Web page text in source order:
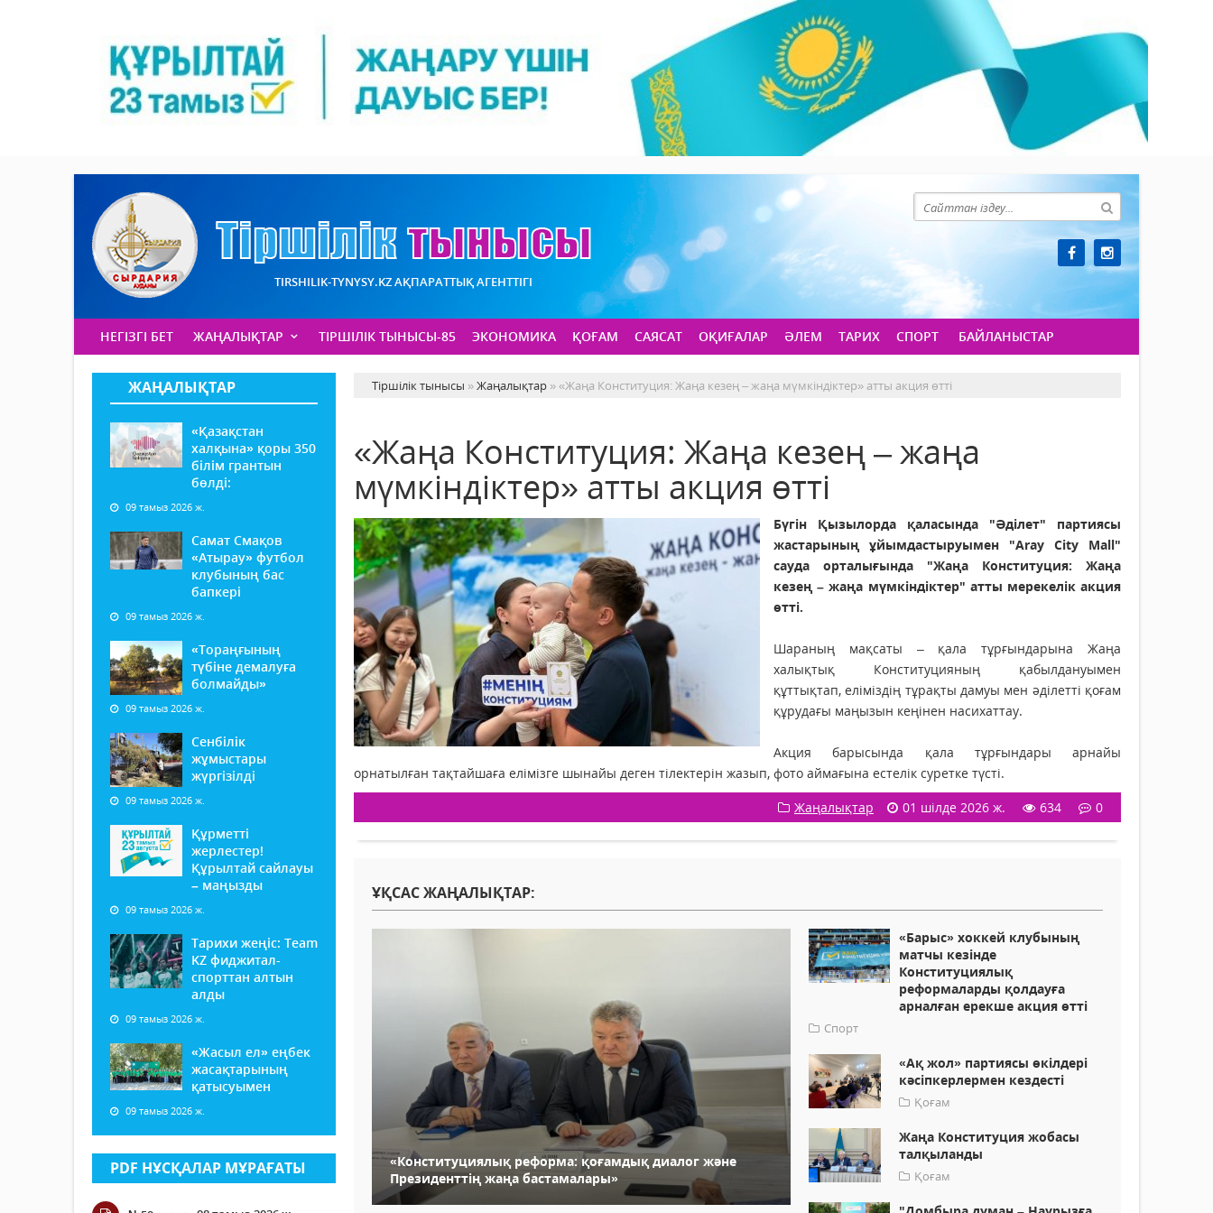
TIRSHILIK-TYNYSY.KZ АҚПАРАТТЫҚ АГЕНТТІГІ
НЕГІЗГІ БЕТ ЖАҢАЛЫҚТАР ТІРШІЛІК ТЫНЫСЫ-85 ЭКОНОМИКА ҚОҒАМ САЯСАТ ОҚИҒАЛАР ӘЛЕМ ТАРИХ СПОРТ БАЙЛАНЫСТАР
ЖАҢАЛЫҚТАР
«Қазақстан
халқына» қоры 350
білім грантын
бөлді:
09 тамыз 2026 ж.
Самат Смақов
«Атырау» футбол
клубының бас
бапкері
09 тамыз 2026 ж.
«Тораңғының
түбіне демалуға
болмайды»
09 тамыз 2026 ж.
Сенбілік
жұмыстары
жүргізілді
09 тамыз 2026 ж.
Құрметті
жерлестер!
Құрылтай сайлауы
– маңызды
09 тамыз 2026 ж.
Тарихи жеңіс: Team
KZ фиджитал-
спорттан алтын
алды
09 тамыз 2026 ж.
«Жасыл ел» еңбек
жасақтарының
қатысуымен
09 тамыз 2026 ж.
PDF НҰСҚАЛАР МҰРАҒАТЫ
Тіршілік тынысы »Жаңалықтар » «Жаңа Конституция: Жаңа кезең – жаңа мүмкіндіктер» атты акция өтті
«Жаңа Конституция: Жаңа кезең – жаңа
мүмкіндіктер» атты акция өтті
Бүгін Қызылорда қаласында "Әділет" партиясы
жастарының ұйымдастыруымен "Aray City Mall"
сауда орталығында "Жаңа Конституция: Жаңа
кезең – жаңа мүмкіндіктер" атты мерекелік акция
өтті.
Шараның мақсаты – қала тұрғындарына Жаңа
халықтық Конституцияның қабылдануымен
құттықтап, еліміздің тұрақты дамуы мен әділетті қоғам
құрудағы маңызын кеңінен насихаттау.
Акция барысында қала тұрғындары арнайы
орнатылған тақтайшаға елімізге шынайы деген тілектерін жазып, фото аймағына естелік суретке түсті.
Жаңалықтар
01 шілде 2026 ж. 634 0
ҰҚСАС ЖАҢАЛЫҚТАР:
«Конституциялық реформа: қоғамдық диалог және
Президенттің жаңа бастамалары»
«Барыс» хоккей клубының
матчы кезінде
Конституциялық
реформаларды қолдауға
арналған ерекше акция өтті
Спорт
«Ақ жол» партиясы өкілдері
кәсіпкерлермен кездесті
Қоғам
Жаңа Конституция жобасы
талқыланды
Қоғам